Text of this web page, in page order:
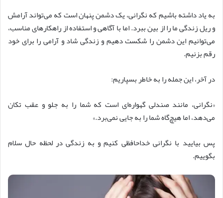
به یاد داشته باشیم که نگرانی، یک دشمن پنهان است که می‌تواند آرامش
و ریل زندگی ما را از بین ببرد. اما با آگاهی و استفاده از راهکارهای مناسب،
می‌توانیم این دشمن را شکست دهیم و زندگی شاد و آرامی را برای خود
رقم بزنیم.
در آخر، این جمله را به خاطر بسپاریم:
«نگرانی، مانند صندلی گهواره‌ای است که شما را به جلو و عقب تکان
می‌دهد، اما هیچ‌گاه شما را به جایی نمی‌برد.»
پس بیایید با نگرانی خداحافظی کنیم و به زندگی در لحظه حال سلام
بگوییم.